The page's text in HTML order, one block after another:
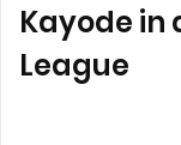
Kayode in
League